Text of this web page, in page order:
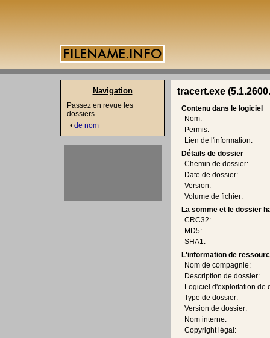
tracert.exe
Contenu dans le logiciel
Nom:
Permis:
Lien de l'information:
Détails de dossier
Chemin de dossier:
Date de dossier:
Version:
Volume de fichier:
La somme et le dossier
CRC32:
MD5:
SHA1:
L'information de
Nom de compagnie:
Description de dossier:
Logiciel d'exploitation de
Type de dossier:
Version de dossier:
Nom interne:
Copyright légal:
Navigation
Passez en revue les
dossiers
• de nom